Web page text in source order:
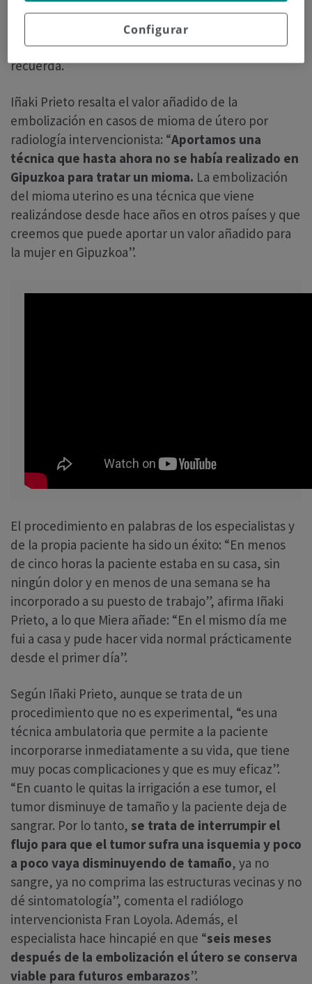
los radiólogos intervencionistas Iñaki Prieto y Fran
Loyola: “Les comenté si había posibilidad de hacer
una embolización del mioma y me dijeron que sí”,
recuerda.
Iñaki Prieto resalta el valor añadido de la
embolización en casos de mioma de útero por
radiología intervencionista: “Aportamos una
técnica que hasta ahora no se había realizado en
Gipuzkoa para tratar un mioma. La embolización
del mioma uterino es una técnica que viene
realizándose desde hace años en otros países y que
creemos que puede aportar un valor añadido para
la mujer en Gipuzkoa”.
El procedimiento en palabras de los especialistas y
de la propia paciente ha sido un éxito: “En menos
de cinco horas la paciente estaba en su casa, sin
ningún dolor y en menos de una semana se ha
incorporado a su puesto de trabajo”, afirma Iñaki
Prieto, a lo que Miera añade: “En el mismo día me
fui a casa y pude hacer vida normal prácticamente
desde el primer día”.
Según Iñaki Prieto, aunque se trata de un
procedimiento que no es experimental, “es una
técnica ambulatoria que permite a la paciente
incorporarse inmediatamente a su vida, que tiene
muy pocas complicaciones y que es muy eficaz”.
“En cuanto le quitas la irrigación a ese tumor, el
tumor disminuye de tamaño y la paciente deja de
sangrar. Por lo tanto, se trata de interrumpir el
flujo para que el tumor sufra una isquemia y poco
a poco vaya disminuyendo de tamaño, ya no
sangre, ya no comprima las estructuras vecinas y no
dé sintomatología”, comenta el radiólogo
intervencionista Fran Loyola. Además, el
especialista hace hincapié en que “seis meses
después de la embolización el útero se conserva
viable para futuros embarazos”.
Configurar